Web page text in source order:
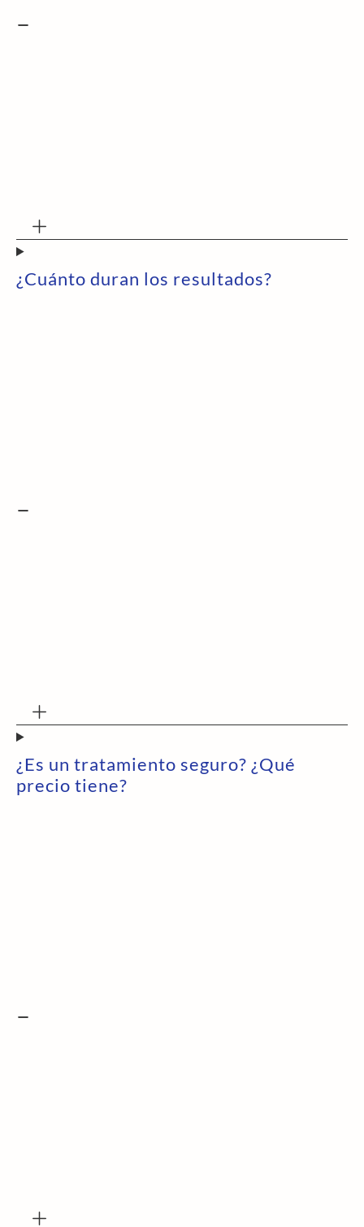
¿Cuánto duran los resultados?
¿Es un tratamiento seguro? ¿Qué
precio tiene?